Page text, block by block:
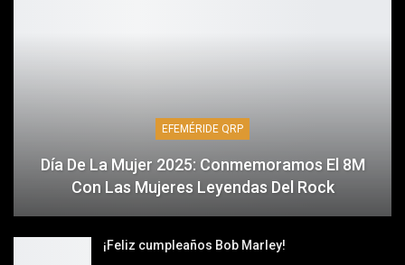
EFEMÉRIDE QRP
Día De La Mujer 2025: Conmemoramos El 8M
Con Las Mujeres Leyendas Del Rock
¡Feliz cumpleaños Bob Marley!